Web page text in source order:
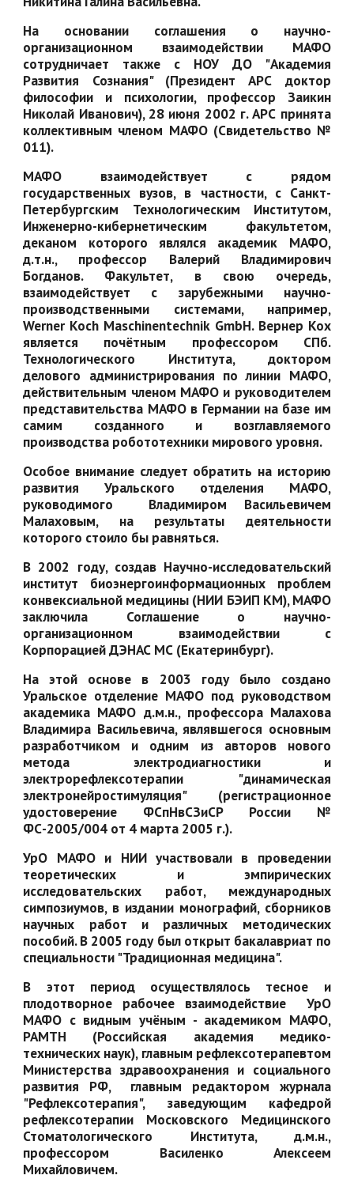
На основании соглашения о научно-
организационном взаимодействии МАФО
сотрудничает также с НОУ ДО "Академия
Развития Сознания" (Президент АРС доктор
философии и психологии, профессор Заикин
Николай Иванович), 28 июня 2002 г. АРС принята
коллективным членом МАФО (Свидетельство №
011).
МАФО взаимодействует с рядом
государственных вузов, в частности, с Санкт-
Петербургским Технологическим Институтом,
Инженерно-кибернетическим факультетом,
деканом которого являлся академик МАФО,
д.т.н., профессор Валерий Владимирович
Богданов. Факультет, в свою очередь,
взаимодействует с зарубежными научно-
производственными системами, например,
Werner Koch Maschinentechnik GmbH. Вернер Кох
является почётным профессором СПб.
Технологического Института, доктором
делового администрирования по линии МАФО,
действительным членом МАФО и руководителем
представительства МАФО в Германии на базе им
самим созданного и возглавляемого
производства робототехники мирового уровня.
Особое внимание следует обратить на историю
развития Уральского отделения МАФО,
руководимого Владимиром Васильевичем
Малаховым, на результаты деятельности
которого стоило бы равняться.
В 2002 году, создав Научно-исследовательский
институт биоэнергоинформационных проблем
конвексиальной медицины (НИИ БЭИП КМ), МАФО
заключила Соглашение о научно-
организационном взаимодействии с
Корпорацией ДЭНАС МС (Екатеринбург).
На этой основе в 2003 году было создано
Уральское отделение МАФО под руководством
академика МАФО д.м.н., профессора Малахова
Владимира Васильевича, являвшегося основным
разработчиком и одним из авторов нового
метода электродиагностики и
электрорефлексотерапии "динамическая
электронейростимуляция" (регистрационное
удостоверение ФСпНвСЗиСР России №
ФС-2005/004 от 4 марта 2005 г.).
УрО МАФО и НИИ участвовали в проведении
теоретических и эмпирических
исследовательских работ, международных
симпозиумов, в издании монографий, сборников
научных работ и различных методических
пособий. В 2005 году был открыт бакалавриат по
специальности "Традиционная медицина".
В этот период осуществлялось тесное и
плодотворное рабочее взаимодействие УрО
МАФО с видным учёным - академиком МАФО,
РАМТН (Российская академия медико-
технических наук), главным рефлексотерапевтом
Министерства здравоохранения и социального
развития РФ, главным редактором журнала
"Рефлексотерапия", заведующим кафедрой
рефлексотерапии Московского Медицинского
Стоматологического Института, д.м.н.,
профессором Василенко Алексеем
Михайловичем.